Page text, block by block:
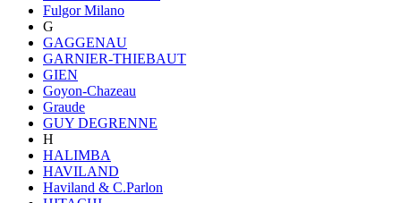
Fulgor Milano
G
GAGGENAU
GARNIER-THIEBAUT
GIEN
Goyon-Chazeau
Graude
GUY DEGRENNE
H
HALIMBA
HAVILAND
Haviland & C.Parlon